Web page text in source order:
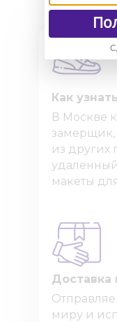
Доставка
В Москве
замерщик,
из других
макеты
Как
миру и